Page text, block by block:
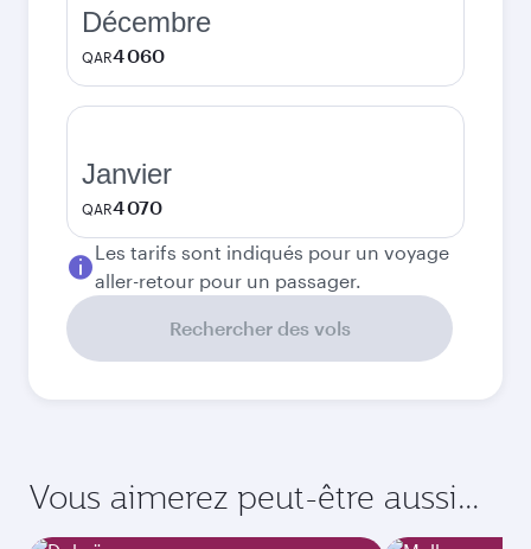
Décembre
QAR4 060
Janvier
QAR4 070
Les tarifs sont indiqués pour un voyage
aller-retour pour un passager.
Rechercher des vols
Vous aimerez peut-être aussi...